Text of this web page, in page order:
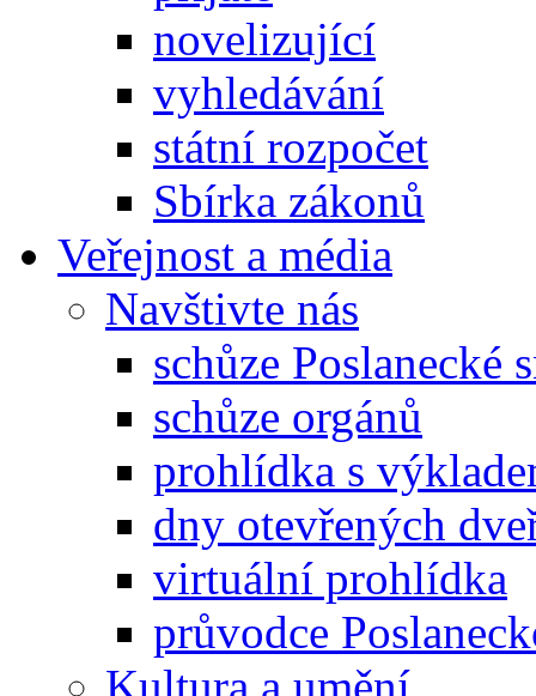
novelizující
vyhledávání
státní rozpočet
Sbírka zákonů
Veřejnost a média
Navštivte nás
schůze Poslanecké
schůze orgánů
prohlídka s
dny otevřených
virtuální prohlídka
průvodce
Kultura a umění